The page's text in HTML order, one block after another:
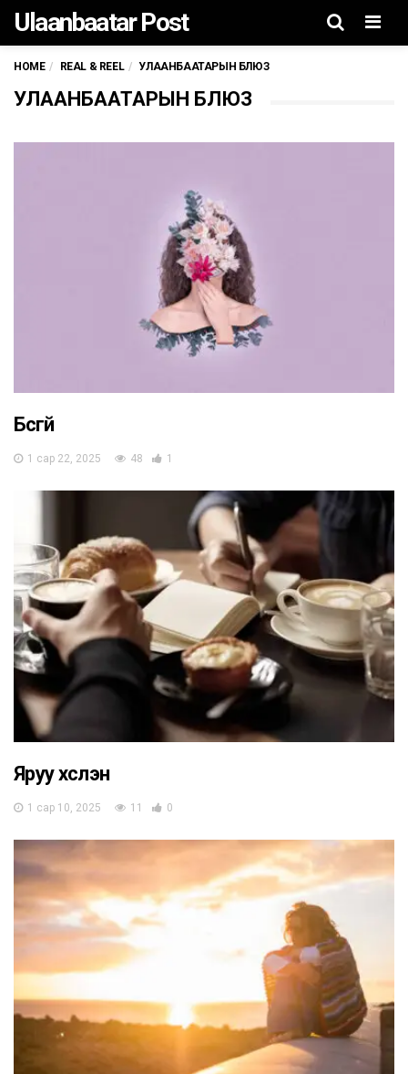
Menu
Ulaanbaatar Post
HOME REAL & REEL УЛААНБААТАРЫН БЛЮЗ
УЛААНБААТАРЫН БЛЮЗ
Бүсгүй
1 сар 22, 2025 48 1
Яруу хүслэн
1 сар 10, 2025 11 0